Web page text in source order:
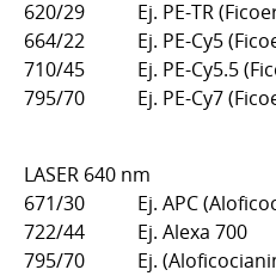
620/29 Ej. PE-TR
664/22 Ej. PE-Cy5
710/45 Ej. PE-Cy5.5
795/70 Ej. PE-Cy7
LASER 640 nm
671/30 Ej. APC
722/44 Ej. Alexa 700
795/70 Ej.